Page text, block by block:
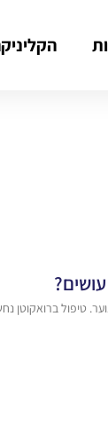
טיפול